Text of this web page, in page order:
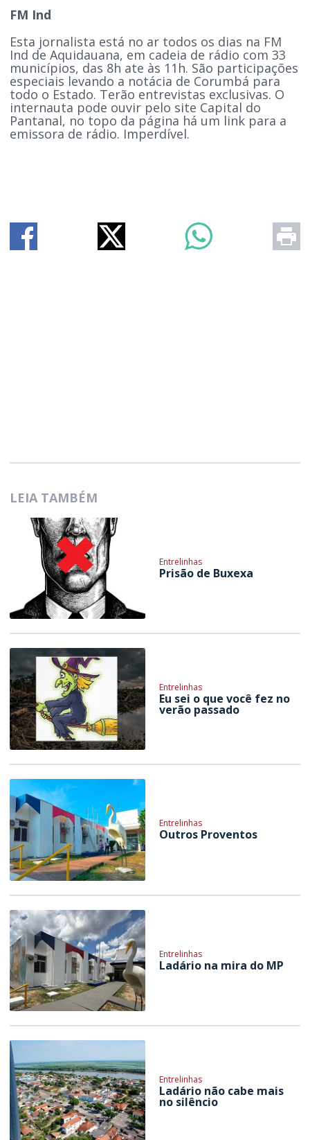
FM Ind
Esta jornalista está no ar todos os dias na FM
Ind de Aquidauana, em cadeia de rádio com 33
municípios, das 8h ate às 11h. São participações
especiais levando a notácia de Corumbá para
todo o Estado. Terão entrevistas exclusivas. O
internauta pode ouvir pelo site Capital do
Pantanal, no topo da página há um link para a
emissora de rádio. Imperdível.
LEIA TAMBÉM
Entrelinhas
Prisão de Buxexa
Entrelinhas
Eu sei o que você fez no
verão passado
Entrelinhas
Outros Proventos
Entrelinhas
Ladário na mira do MP
Entrelinhas
Ladário não cabe mais
no silêncio